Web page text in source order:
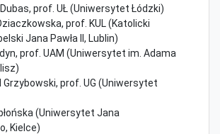
prof. UŁ (Uniwersytet Łódzki)
prof. KUL (Katolicki
Jana Pawła II, Lublin)
prof. UAM (Uniwersytet im. Adama
Grzybowski, prof. UG (Uniwersytet
(Uniwersytet Jana
Kielce)